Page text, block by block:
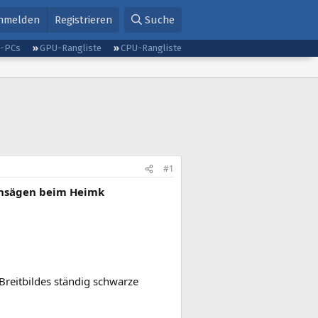
Registrieren Suche
PCs GPU-Rangliste CPU-Rangliste
#1
beim Heimk
ständig schwarze